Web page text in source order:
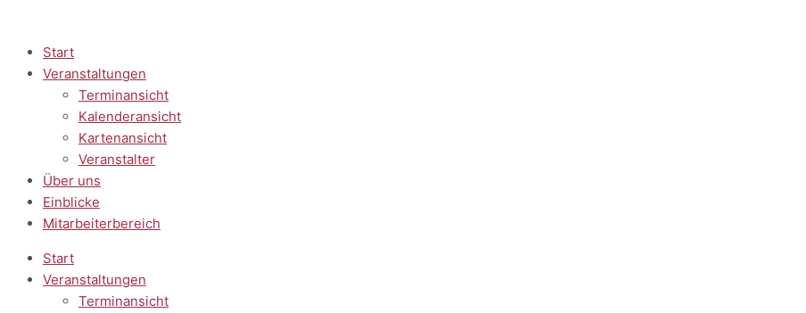
springen
Start
Veranstaltungen
Terminansicht
Kalenderansicht
Kartenansicht
Veranstalter
Über uns
Einblicke
Mitarbeiterbereich
Start
Veranstaltungen
Terminansicht